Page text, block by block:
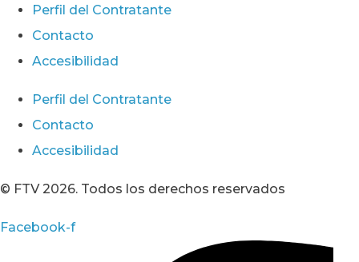
Perfil del Contratante
Contacto
Accesibilidad
Perfil del Contratante
Contacto
Accesibilidad
© FTV 2026. Todos los derechos reservados
Facebook-f